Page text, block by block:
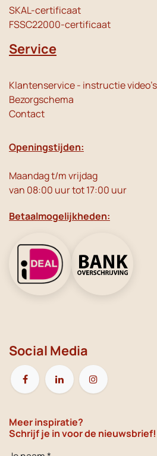
SKAL-certificaat
FSSC22000-certificaat
Service
Klantenservice - instructie
Bezorgschema
Contact
Openingstijden:
Maandag t/m vrijdag
van 08:00 uur tot 17:00 uur
Betaalmogelijkheden:
Social Media
Meer inspiratie?
Schrijf je in voor de nieuwsbrief!